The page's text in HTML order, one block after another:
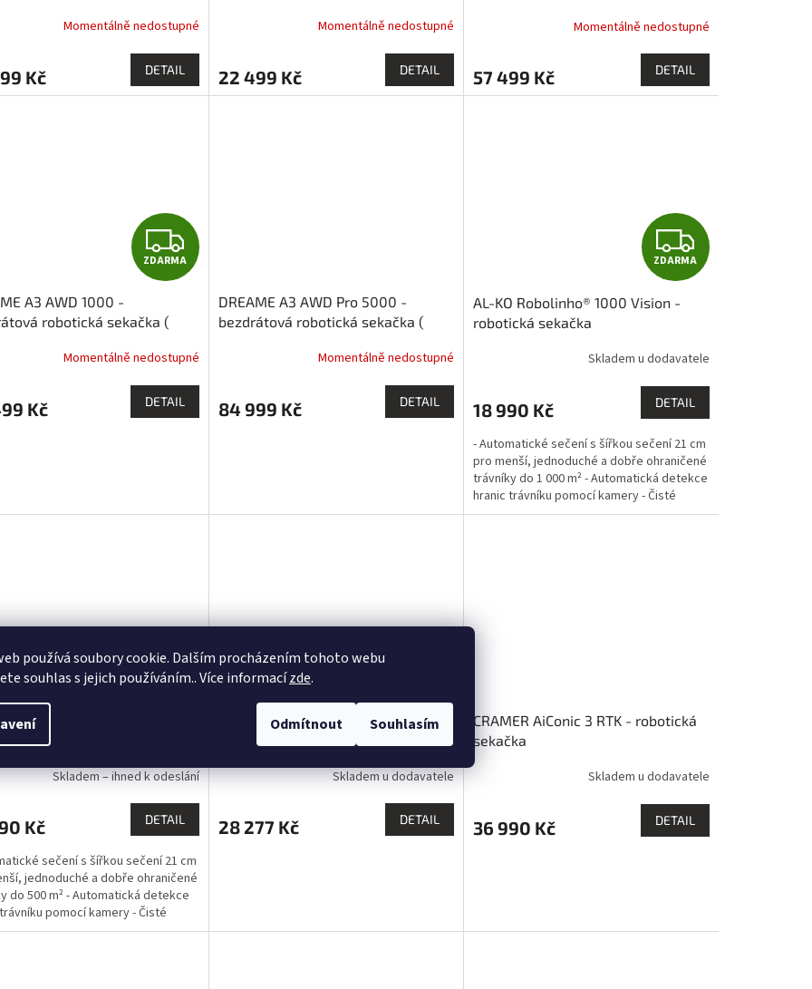
používá soubory cookie. Dalším procházením tohoto webu
souhlas s jejich používáním.. Více informacízde.
Odmítnout Souhlasím
R
M
A
Momentálně nedostupné
Kč DETAIL
Momentálně nedostupné
22 499 Kč DETAIL
R
M
A
Momentálně nedostupné
57 499 Kč DETAIL
Z
D
R
M
A
ZDARMA
A3 AWD 1000 -
robotická sekačka (
Momentálně nedostupné
Kč DETAIL
DREAME A3 AWD Pro 5000 -
bezdrátová robotická sekačka (
Momentálně nedostupné
84 999 Kč DETAIL
Z
D
R
M
A
ZDARMA
AL-KO Robolinho® 1000 Vision -
robotická sekačka
Skladem u dodavatele
18 990 Kč DETAIL
- Automatické sečení s šířkou sečení 21 cm
pro menší, jednoduché a dobře ohraničené
trávníky do 1 000 m² - Automatická detekce
hranic trávníku pomocí kamery - Čisté
sečení v...
Z
R
M
A
ZDARMA
Robolinho® 500 Vision -
sekačka
Skladem – ihned k odeslání
Kč DETAIL
sečení s šířkou sečení 21 cm
jednoduché a dobře ohraničené
do 500 m² - Automatická detekce
pomocí kamery - Čisté
CRAMER AiConic 1 RTK - robotická
sekačka
Skladem u dodavatele
28 277 Kč DETAIL
CRAMER AiConic 3 RTK - robotická
sekačka
Skladem u dodavatele
36 990 Kč DETAIL